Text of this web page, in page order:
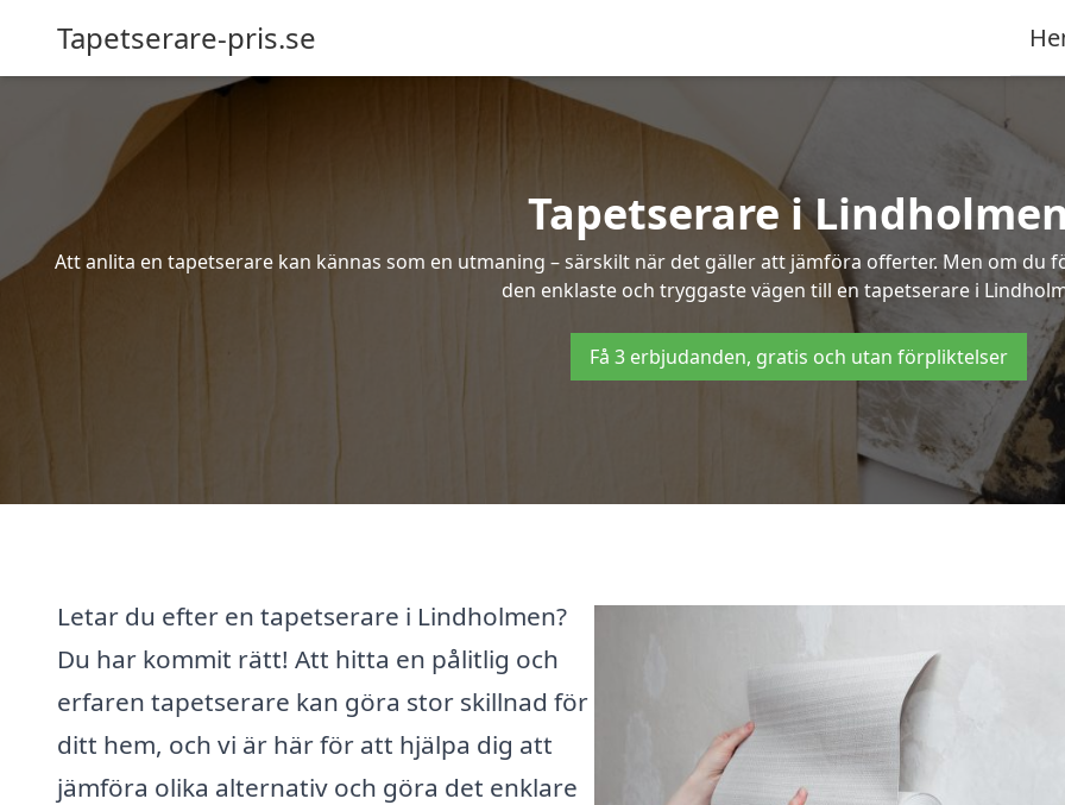
Tapetserare-pris.se
Tapetserare i Lindholmen
Att anlita en tapetserare kan kännas som en utmaning – särskilt när det gäller att jämföra offerter. Men om
den enklaste och tryggaste vägen till en tapetserare i
Få 3 erbjudanden, gratis och utan förpliktelser
Letar du efter en tapetserare i Lindholmen?
Du har kommit rätt! Att hitta en pålitlig och
erfaren tapetserare kan göra stor skillnad för
ditt hem, och vi är här för att hjälpa dig att
jämföra olika alternativ och göra det enklare